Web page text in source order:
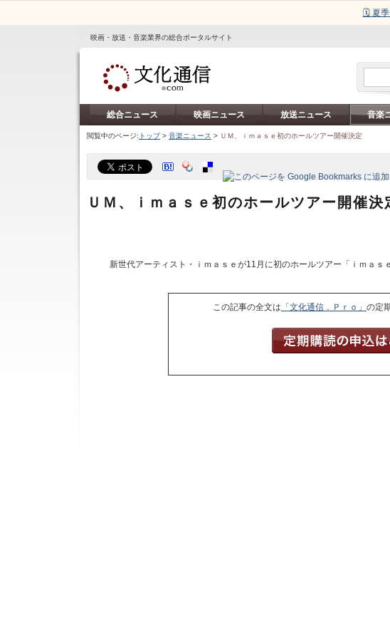
🗓️ 夏
映画・放送・音楽業界の総合ポータルサイト
総合ニュース 映画ニュース 放送ニュース 音楽
閲覧中のページ: トップ> 音楽ニュース > ＵＭ、ｉｍａｓｅ初のホールツアー開催決定
ＵＭ、ｉｍａｓｅ初のホールツアー開催決
新世代アーティスト・ｉｍａｓｅが11月に初のホールツアー「ｉｍａ
この記事の全文は 「文化通信．Ｐｒｏ」 の定